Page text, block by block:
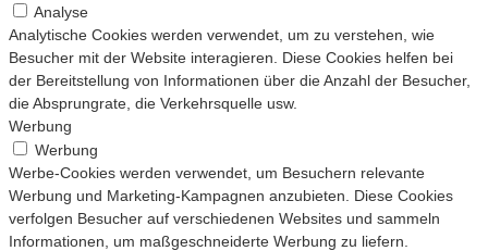
Analyse
Analytische Cookies werden verwendet, um zu verstehen, wie
Besucher mit der Website interagieren. Diese Cookies helfen bei
der Bereitstellung von Informationen über die Anzahl der Besucher,
die Absprungrate, die Verkehrsquelle usw.
Werbung
Werbung
Werbe-Cookies werden verwendet, um Besuchern relevante
Werbung und Marketing-Kampagnen anzubieten. Diese Cookies
verfolgen Besucher auf verschiedenen Websites und sammeln
Informationen, um maßgeschneiderte Werbung zu liefern.